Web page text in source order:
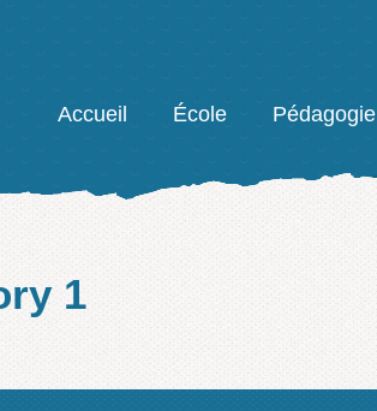
Accueil École Pédagogie
Facebook
1